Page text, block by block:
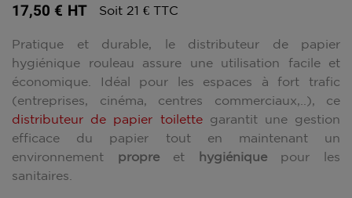
17,50 € HT Soit 21 € TTC
Pratique et durable, le distributeur de papier
hygiénique rouleau assure une utilisation facile et
économique. Idéal pour les espaces à fort trafic
(entreprises, cinéma, centres commerciaux,..), ce
distributeur de papier toilettegarantit une gestion
efficace du papier tout en maintenant un
environnement propreet hygiéniquepour les
sanitaires.